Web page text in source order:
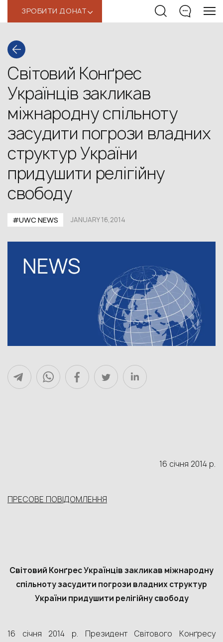
ЗРОБИТИ ДОНАТ‹
Світовий Конґрес
Українців закликав
міжнародну спільноту
засудити погрози владних
структур України
придушити релігійну
свободу
#UWC NEWS JANUARY 16,2014
16 січня 2014 р.
ПРЕСОВЕ ПОВІДОМЛЕННЯ
Світовий Конґрес Українців закликав міжнародну
спільноту засудити погрози владних структур
України придушити релігійну свободу
16 січня 2014 р. Президент Світового Конґресу